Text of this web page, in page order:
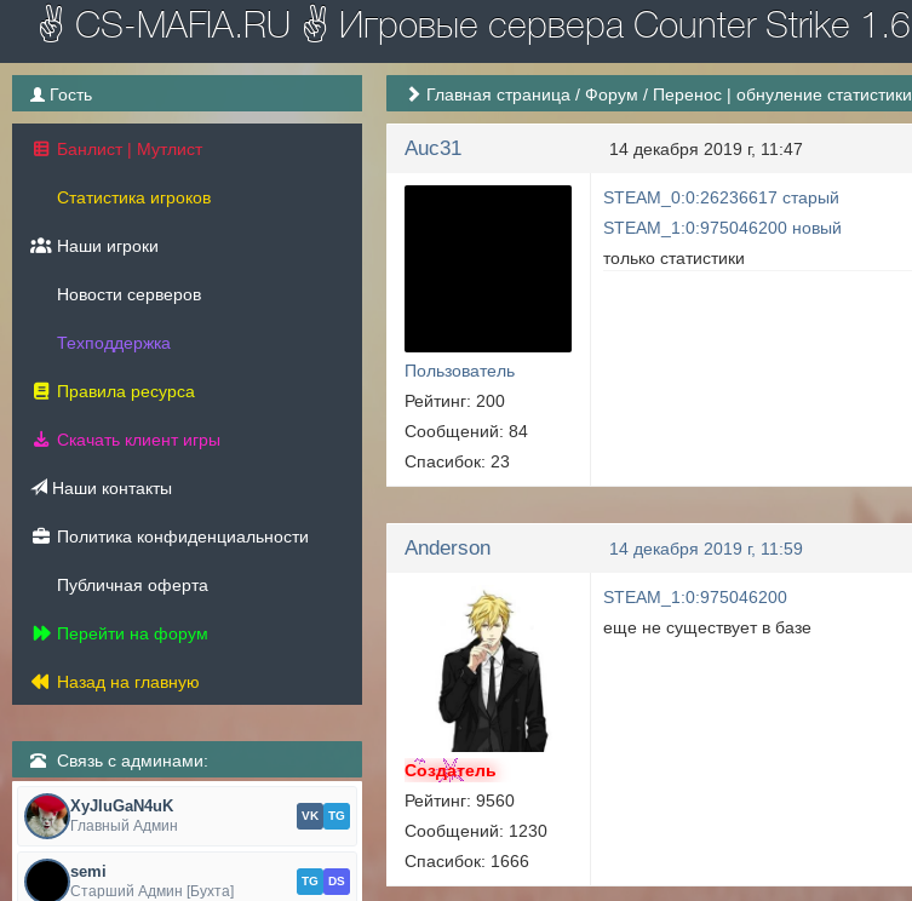
✌ CS-MAFIA.RU ✌ Игровые сервера Counter Strike 1.6
Гость
Банлист | Мутлист
Статистика игроков
Наши игроки
Новости серверов
Техподдержка
Правила ресурса
Скачать клиент игры
Наши контакты
Политика конфиденциальности
Публичная оферта
Перейти на форум
Назад на главную
Связь с админами:
XyJIuGaN4uK
Главный Админ
VK TG
semi
Старший Админ [Бухта]
TG DS
Главная страница /Форум / Перенос | обнуление статистики
Auc31 14 декабря 2019 г, 11:47
Пользователь
Рейтинг: 200
Сообщений: 84
Спасибок: 23
STEAM_0:0:26236617 старый
STEAM_1:0:975046200 новый
только статистики
Anderson 14 декабря 2019 г, 11:59
Создатель
Рейтинг: 9560
Сообщений: 1230
Спасибок: 1666
STEAM_1:0:975046200
еще не существует в базе